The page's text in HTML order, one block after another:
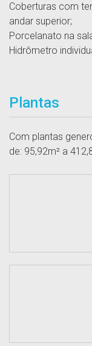
Coberturas com
andar superior;
Porcelanato na
Hidrômetro
Plantas
Com plantas
de: 95,92m² a